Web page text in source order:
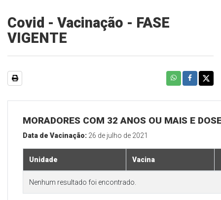
Covid - Vacinação - FASE
VIGENTE
MORADORES COM 32 ANOS OU MAIS E
Data de Vacinação: 26 de julho de 2021
Unidade Vacina
Nenhum resultado foi encontrado.